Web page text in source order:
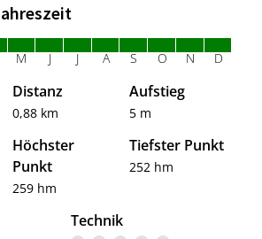
M J J A S O N D
Distanz
0,88 km
Aufstieg
5 m
Höchster
Punkt
259 hm
Tiefster Punkt
252 hm
Technik